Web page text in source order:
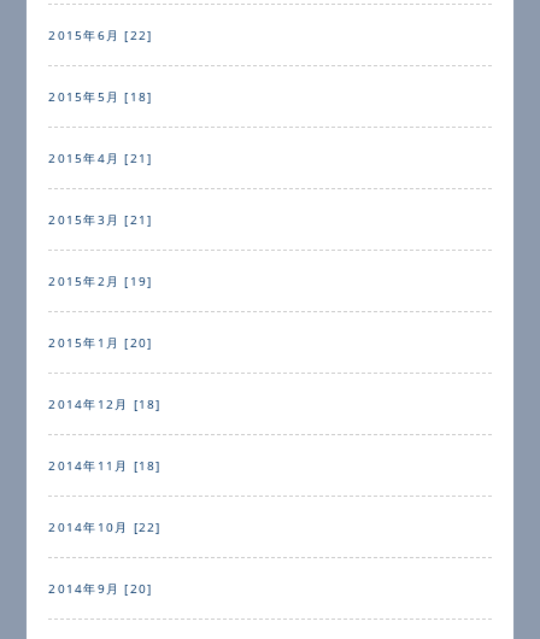
2015年6月 [22]
2015年5月 [18]
2015年4月 [21]
2015年3月 [21]
2015年2月 [19]
2015年1月 [20]
2014年12月 [18]
2014年11月 [18]
2014年10月 [22]
2014年9月 [20]